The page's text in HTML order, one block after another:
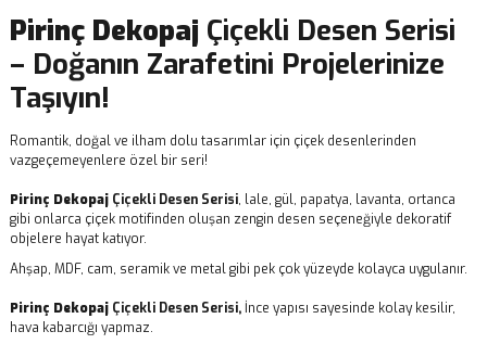
Pirinç Dekopaj Çiçekli Desen Serisi
– Doğanın Zarafetini Projelerinize
Taşıyın!
Romantik, doğal ve ilham dolu tasarımlar için çiçek desenlerinden
vazgeçemeyenlere özel bir seri!
Pirinç Dekopaj Çiçekli Desen Serisi, lale, gül, papatya, lavanta, ortanca
gibi onlarca çiçek motifinden oluşan zengin desen seçeneğiyle dekoratif
objelere hayat katıyor.
Ahşap, MDF, cam, seramik ve metal gibi pek çok yüzeyde kolayca uygulanır.
Pirinç Dekopaj Çiçekli Desen Serisi, İnce yapısı sayesinde kolay kesilir,
hava kabarcığı yapmaz.